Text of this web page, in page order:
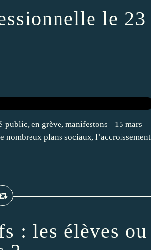
le 23
public, en grève, manifestons - 15 mars
nombreux plans sociaux, l’accroissement
: les élèves ou